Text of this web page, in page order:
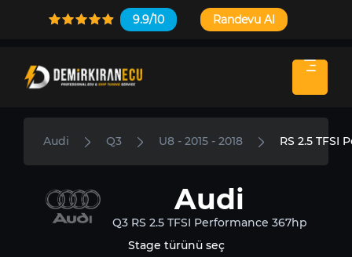
9.9/10 Randevu Al
Audi Q3 U8 - 2015 - 2018 RS 2.5 TFSI
Audi
Q3 RS 2.5 TFSI Performance 367hp
Stage türünü seç